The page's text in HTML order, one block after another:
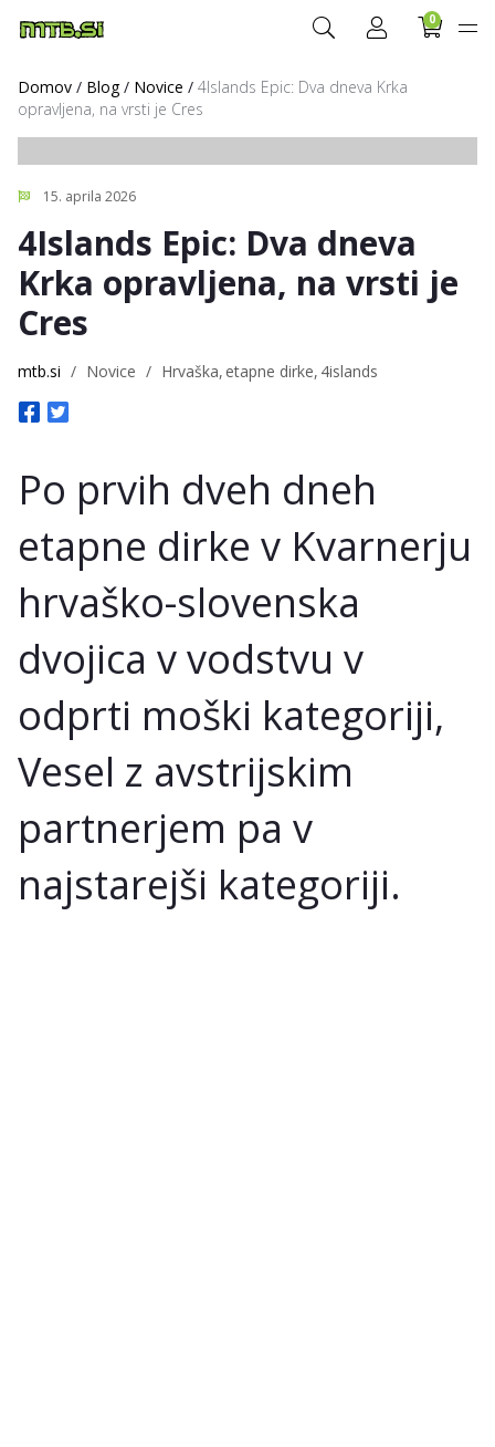
0
Domov / Blog/ Novice / 4Islands Epic: Dva dneva Krka
opravljena, na vrsti je Cres
15. aprila 2026
4Islands Epic: Dva dneva
Krka opravljena, na vrsti je
Cres
mtb.si / Novice / Hrvaška etapne dirke 4islands
Po prvih dveh dneh
etapne dirke v Kvarnerju
hrvaško-slovenska
dvojica v vodstvu v
odprti moški kategoriji,
Vesel z avstrijskim
partnerjem pa v
najstarejši kategoriji.